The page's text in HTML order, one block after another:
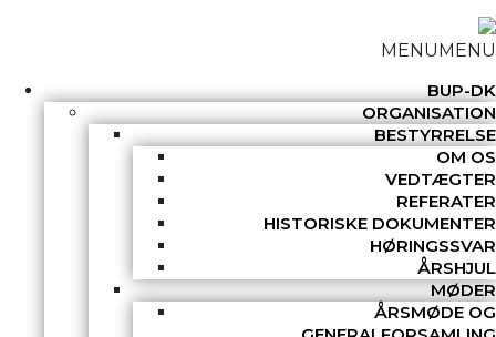
MENUMENU
BUP-DK
ORGANISATION
BESTYRRELSE
OM OS
VEDTÆGTER
REFERATER
HISTORISKE DOKUMENTER
HØRINGSSVAR
ÅRSHJUL
MØDER
ÅRSMØDE OG